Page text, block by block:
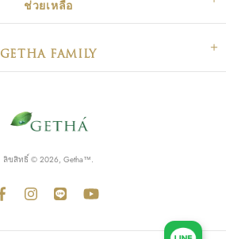
ช่วยเหลือ
GETHA FAMILY
ลิขสิทธิ์ © 2026, Getha™.